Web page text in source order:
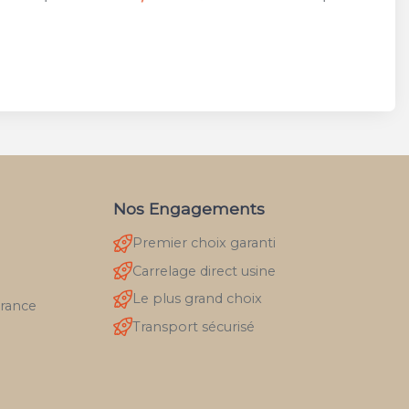
Nos Engagements
Premier choix garanti
Carrelage direct usine
Le plus grand choix
Transport sécurisé